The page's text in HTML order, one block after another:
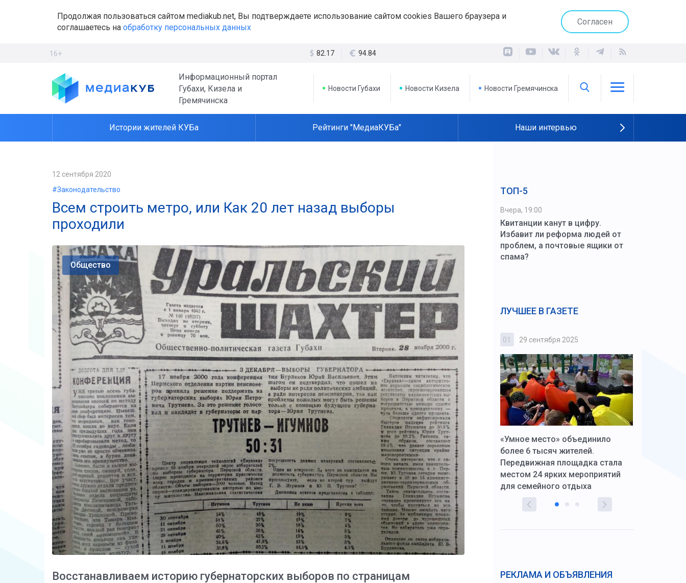
Продолжая пользоваться сайтом mediakub.net, Вы подтверждаете использование сайтом cookies Вашего браузера и
соглашаетесь на обработку персональных данных
Согласен
16+ 82.17 94.84
Информационный портал
Губахи, Кизела и
Гремячинска
Новости Губахи Новости Кизела Новости Гремячинска
Истории жителей КУБа Рейтинги "МедиаКУБа" Наши интервью
12 сентября 2020
#Законодательство
Всем строить метро, или Как 20 лет назад выборы
проходили
Общество
Восстанавливаем историю губернаторских выборов по страницам
ТОП-5
Вчера, 19:00
Квитанции канут в цифру.
Избавит ли реформа людей от
проблем, а почтовые ящики от
спама?
ЛУЧШЕЕ В ГАЗЕТЕ
03 4 октября 2025
Штурмовик огня. Казак Алексей
Коробов после возвращения со
спецоперации сделал
реальностью свою детскую
мечту
01 29 сентября 2025
«Умное место» объединило
более 6 тысяч жителей.
Передвижная площадка стала
местом 24 ярких мероприятий
для семейного отдыха
РЕКЛАМА И ОБЪЯВЛЕНИЯ